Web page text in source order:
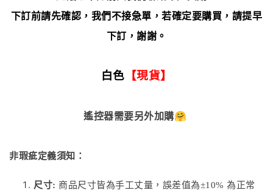
下訂前請先確認，我們不接急單，若確定要購買，請提早
下訂，謝謝。
白色 【現貨】
遙控器需要另外加購🤗
非瑕疵定義須知：
尺寸: 商品尺寸皆為手工丈量，誤差值為±10% 為正常